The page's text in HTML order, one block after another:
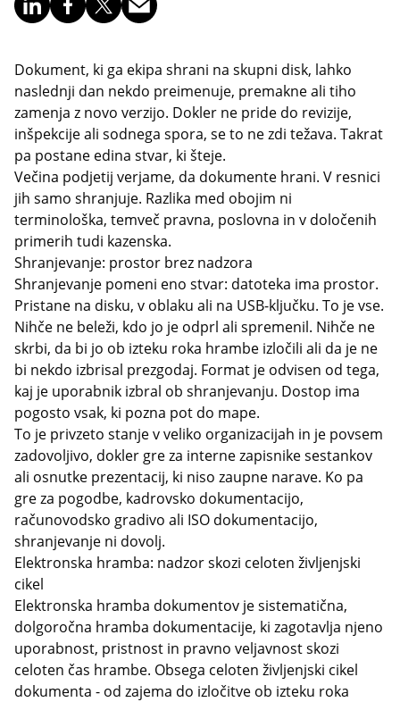
Dokument, ki ga ekipa shrani na skupni disk, lahko
naslednji dan nekdo preimenuje, premakne ali tiho
zamenja z novo verzijo. Dokler ne pride do revizije,
inšpekcije ali sodnega spora, se to ne zdi težava. Takrat
pa postane edina stvar, ki šteje.
Večina podjetij verjame, da dokumente hrani. V resnici
jih samo shranjuje. Razlika med obojim ni
terminološka, temveč pravna, poslovna in v določenih
primerih tudi kazenska.
Shranjevanje: prostor brez nadzora
Shranjevanje pomeni eno stvar: datoteka ima prostor.
Pristane na disku, v oblaku ali na USB-ključku. To je vse.
Nihče ne beleži, kdo jo je odprl ali spremenil. Nihče ne
skrbi, da bi jo ob izteku roka hrambe izločili ali da je ne
bi nekdo izbrisal prezgodaj. Format je odvisen od tega,
kaj je uporabnik izbral ob shranjevanju. Dostop ima
pogosto vsak, ki pozna pot do mape.
To je privzeto stanje v veliko organizacijah in je povsem
zadovoljivo, dokler gre za interne zapisnike sestankov
ali osnutke prezentacij, ki niso zaupne narave. Ko pa
gre za pogodbe, kadrovsko dokumentacijo,
računovodsko gradivo ali ISO dokumentacijo,
shranjevanje ni dovolj.
Elektronska hramba: nadzor skozi celoten življenjski
cikel
Elektronska hramba dokumentov je sistematična,
dolgoročna hramba dokumentacije, ki zagotavlja njeno
uporabnost, pristnost in pravno veljavnost skozi
celoten čas hrambe. Obsega celoten življenjski cikel
dokumenta - od zajema do izločitve ob izteku roka